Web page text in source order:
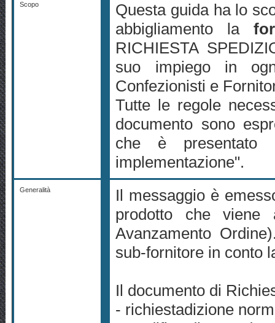
Scopo
Questa guida ha lo
abbigliamento la
RICHIESTA
suo impiego in
Confezionisti e
Tutte le regole
documento sono
che è presentato
implementazione".
Generalità
Il messaggio è
prodotto che viene
Avanzamento
sub-fornitore in conto
Il documento di
- richiestadizione